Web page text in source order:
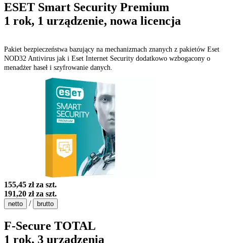
ESET Smart Security Premium
1 rok, 1 urządzenie, nowa licencja
Pakiet bezpieczeństwa bazujący na mechanizmach znanych z pakietów Eset
NOD32 Antivirus jak i Eset Internet Security dodatkowo wzbogacony o
menadżer haseł i szyfrowanie danych.
155,45 złza szt.
191,20 złza szt.
netto / brutto
F-Secure TOTAL
1 rok, 3 urządzenia